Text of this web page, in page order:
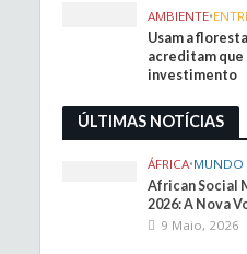
AMBIENTE•
Usam a
acreditam
investimento
ÚLTIMAS NOTÍCIAS
ÁFRICA•MUNDO
African Social
2026: A Nova
9 Maio, 2026